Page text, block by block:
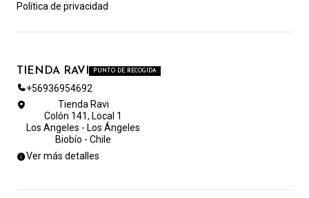
Política de privacidad
TIENDA RAVI PUNTO DE RECOGIDA
+56936954692
Tienda Ravi
Colón 141, Local 1
Los Angeles - Los Ángeles
Biobío - Chile
Ver más detalles